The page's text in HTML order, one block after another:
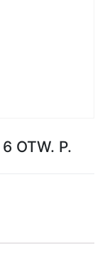
OTW. P.